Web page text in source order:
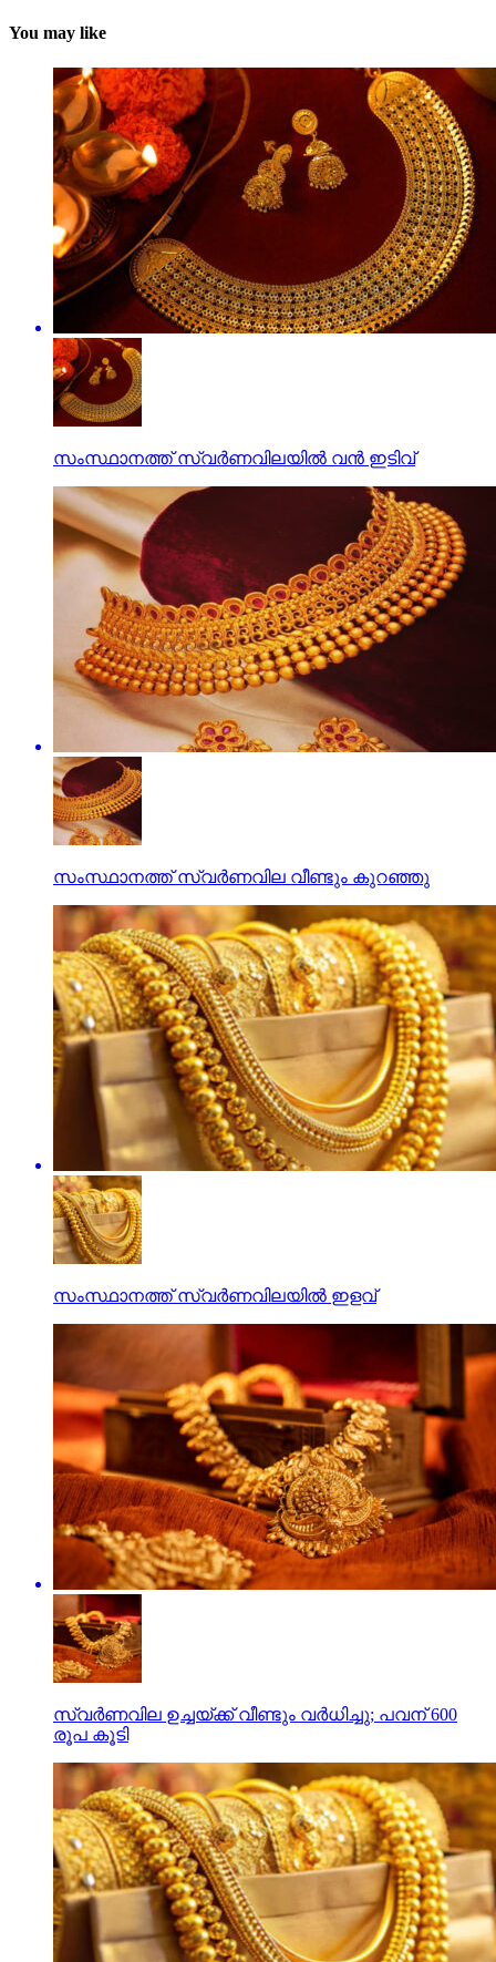
You may like
സംസ്ഥാനത്ത് സ്വര്‍ണവിലയില്‍ വന്‍ ഇടിവ്
സംസ്ഥാനത്ത് സ്വര്‍ണവില വീണ്ടും കുറഞ്ഞു
സംസ്ഥാനത്ത് സ്വര്‍ണവിലയില്‍ ഇളവ്
സ്വര്‍ണവില ഉച്ചയ്ക്ക് വീണ്ടും വര്‍ധിച്ചു; പവന് 600
രൂപ കൂടി